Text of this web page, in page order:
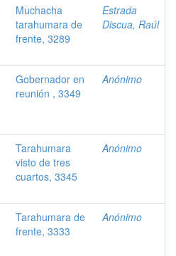
Muchacha
tarahumara de
frente, 3289
Estrada
Discua, Raúl
Gobernador en
reunión , 3349
Anónimo
Tarahumara
visto de tres
cuartos, 3345
Anónimo
Tarahumara de
frente, 3333
Anónimo